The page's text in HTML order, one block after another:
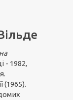
- 1982,
(1965).